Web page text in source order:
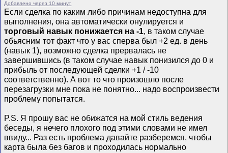
Добавлено через 10 минут
Если сделка по каким либо причинам недоступна для
выполнения, она автоматически онулируется и
торговый навык понижается на -1, в таком случае
обьясним тот факт что у вас сперва был +2 ед. в день
(навык 1), возможно сделка прервалась не
завершившись (в таком случае навык понизился до 0 и
прибыль от последующей сделки +1 / -10
соответственно). А вот то что произошло после
перезагрузки мне пока не понятно... надо воспроизвести
проблему попытатся.
P.S. Я прошу вас не обижатся на мой стиль ведения
беседы, я нечего плохого под этими словами не имел
ввиду... Раз есть проблема давайте разберемся, чтобы
карта была без багов и проходилась нормально